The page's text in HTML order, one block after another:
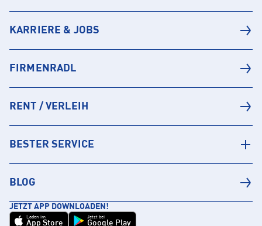
KARRIERE & JOBS
FIRMENRADL
RENT / VERLEIH
BESTER SERVICE
BLOG
JETZT APP DOWNLOADEN!
Laden im
App Store
Jetzt bei
Google Play